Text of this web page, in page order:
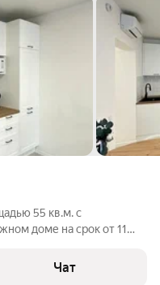
55 кв.м. с
доме на срок от 11
Дом
Чат